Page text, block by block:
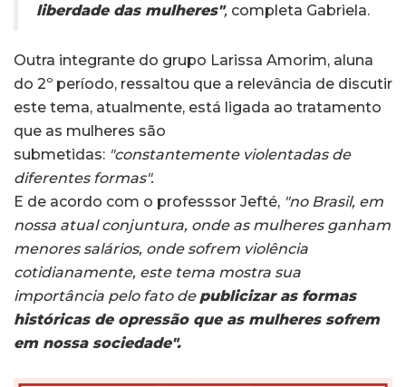
liberdade das mulheres", completa Gabriela.
Outra integrante do grupo Larissa Amorim, aluna
do 2º período, ressaltou que a relevância de discutir
este tema, atualmente, está ligada ao tratamento
que as mulheres são
submetidas: "constantemente violentadas de
diferentes formas".
E de acordo com o professsor Jefté, "no Brasil, em
nossa atual conjuntura, onde as mulheres ganham
menores salários, onde sofrem violência
cotidianamente, este tema mostra sua
importância pelo fato de publicizar as formas
históricas de opressão que as mulheres sofrem
em nossa sociedade".